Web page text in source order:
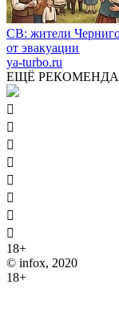
СВ: жители
от эвакуации
ya-turbo.ru
ЕЩЁ








18+
© infox, 2020
18+